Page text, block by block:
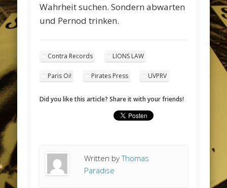
Wahrheit suchen. Sondern abwarten
und Pernod trinken.
Contra Records LIONS LAW
Paris Oi! Pirates Press UVPRV
Did you like this article? Share it with your friends!
Written byThomas
Paradise